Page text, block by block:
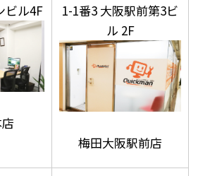
ビル4F
1-1番3 大阪駅前第3ビ
ル 2F
梅田大阪駅前店